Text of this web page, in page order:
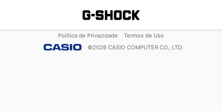
Política de Privacidade
Termos de Uso
©2026 CASIO COMPUTER CO., LTD.